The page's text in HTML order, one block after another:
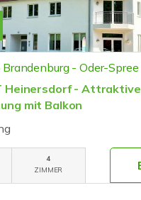
- Oder-Spree
Heinersdorf - Attraktive
mit Balkon
4
ZIMMER